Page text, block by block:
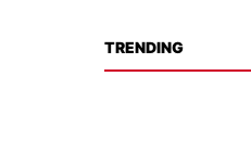
TRENDING